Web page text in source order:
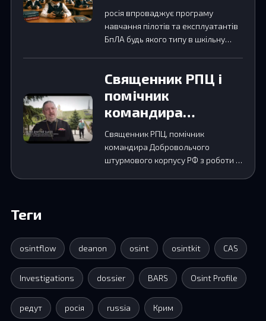
росія впроваджує програму
навчання пілотів та експлуатантів
БпЛА будь якого типу в шкільну
Священник РПЦ і
помічник
командира
Добровольчого
штурмового
корпусу РФ з
роботи з
Священник РПЦ, помічник
командира Добровольчого
штурмового корпусу РФ з роботи з
Теги
osintflow deanon osint osintkit CAS
Investigations dossier BARS Osint Profile
редут росія russia Крим